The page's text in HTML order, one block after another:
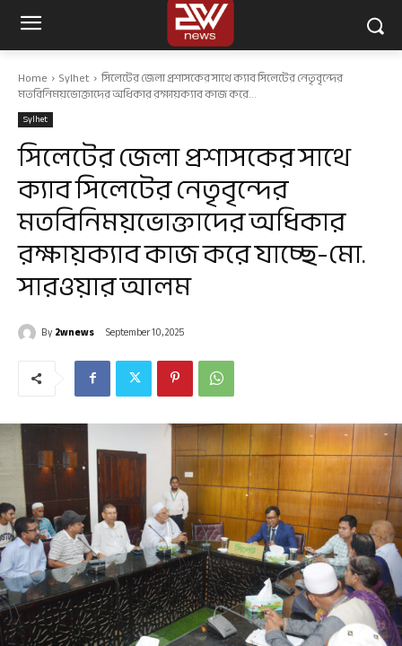
Home Sylhet সিলেটের জেলা প্রশাসকের সাথে ক্যাব সিলেটের নেতৃবৃন্দের
মতবিনিময়ভোক্তাদের অধিকার রক্ষায়ক্যাব কাজ করে...
Sylhet
সিলেটের জেলা প্রশাসকের সাথে
ক্যাব সিলেটের নেতৃবৃন্দের
মতবিনিময়ভোক্তাদের অধিকার
রক্ষায়ক্যাব কাজ করে যাচ্ছে-মো.
সারওয়ার আলম
By2wnews September 10, 2025